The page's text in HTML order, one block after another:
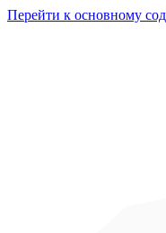
Перейти к основному